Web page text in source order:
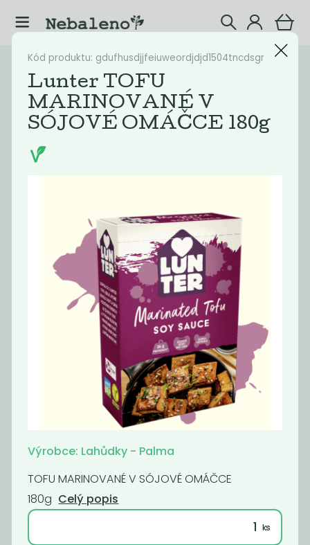
Katalog Potraviny
Filtrovat produkty
Doporučené
Cibulové čatní s
červeným...
65Kč 21
Akce -68%
Kód produktu: gdufhusdjjfeiuweordjdjd1504tncdsgr
Lunter TOFU
MARINOVANÉ V
SÓJOVÉ OMÁČCE 180g
Výrobce: Lahůdky - Palma
TOFU MARINOVANÉ V SÓJOVÉ OMÁČCE
180g Celý popis